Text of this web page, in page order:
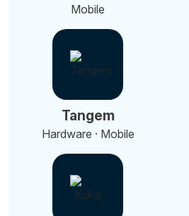
Mobile
Tangem
Hardware · Mobile